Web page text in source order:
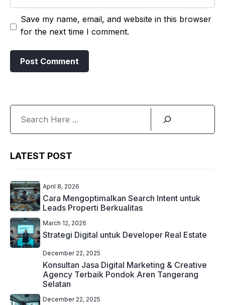
Save my name, email, and website in this browser
for the next time I comment.
Search
LATEST POST
April 8, 2026
Cara Mengoptimalkan Search Intent untuk
Leads Properti Berkualitas
March 12, 2026
Strategi Digital untuk Developer Real Estate
December 22, 2025
Konsultan Jasa Digital Marketing & Creative
Agency Terbaik Pondok Aren Tangerang
Selatan
December 22, 2025